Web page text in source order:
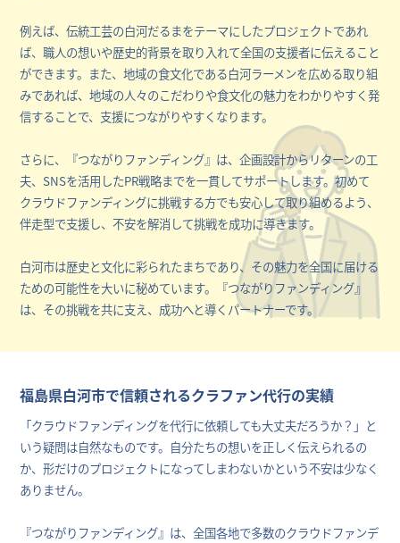
例えば、伝統工芸の白河だるまをテーマにしたプロジェクトであれ
ば、職人の想いや歴史的背景を取り入れて全国の支援者に伝えること
ができます。また、地域の食文化である白河ラーメンを広める取り組
みであれば、地域の人々のこだわりや食文化の魅力をわかりやすく発
信することで、支援につながりやすくなります。
さらに、『つながりファンディング』は、企画設計からリターンの工
夫、SNSを活用したPR戦略までを一貫してサポートします。初めて
クラウドファンディングに挑戦する方でも安心して取り組めるよう、
伴走型で支援し、不安を解消して挑戦を成功に導きます。
白河市は歴史と文化に彩られたまちであり、その魅力を全国に届ける
ための可能性を大いに秘めています。『つながりファンディング』
は、その挑戦を共に支え、成功へと導くパートナーです。
福島県白河市で信頼されるクラファン代行の実績
「クラウドファンディングを代行に依頼しても大丈夫だろうか？」と
いう疑問は自然なものです。自分たちの想いを正しく伝えられるの
か、形だけのプロジェクトになってしまわないかという不安は少なく
ありません。
『つながりファンディング』は、全国各地で多数のクラウドファンデ